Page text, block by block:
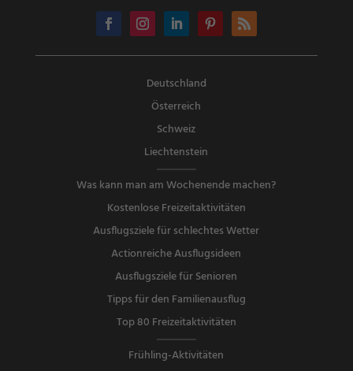
Deutschland
Österreich
Schweiz
Liechtenstein
Was kann man am Wochenende machen?
Kostenlose Freizeitaktivitäten
Ausflugsziele für schlechtes Wetter
Actionreiche Ausflugsideen
Ausflugsziele für Senioren
Tipps für den Familienausflug
Top 80 Freizeitaktivitäten
Frühling-Aktivitäten